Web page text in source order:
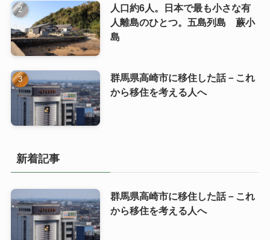
人口約6人。日本で最も小さな有
人離島のひとつ。五島列島 蕨小
島
群馬県高崎市に移住した話－これ
から移住を考える人へ
新着記事
群馬県高崎市に移住した話－これ
から移住を考える人へ